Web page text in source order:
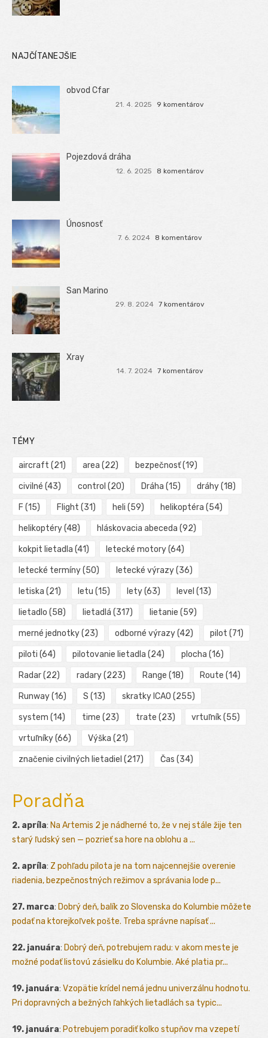
NAJČÍTANEJŠIE
obvod Cfar
21. 4. 2025 9 komentárov
Pojezdová dráha
12. 6. 2025 8 komentárov
Únosnosť
7. 6. 2024 8 komentárov
San Marino
29. 8. 2024 7 komentárov
Xray
14. 7. 2024 7 komentárov
TÉMY
aircraft (21) area (22) bezpečnosť(19)
civilné (43) control (20) Dráha (15) dráhy(18)
F (15) Flight (31) heli (59) helikoptéra (54)
helikoptéry(48) hláskovacia abeceda (92)
kokpit lietadla (41) letecké motory(64)
letecké termíny(50) letecké výrazy(36)
letiska (21) letu (15) lety(63) level (13)
lietadlo (58) lietadlá (317) lietanie (59)
merné jednotky(23) odborné výrazy(42) pilot (71)
piloti (64) pilotovanie lietadla (24) plocha (16)
Radar(22) radary(223) Range (18) Route (14)
Runway(16) S (13) skratky ICAO (255)
system (14) time (23) trate (23) vrtuľník(55)
vrtuľníky(66) Výška (21)
značenie civilných lietadiel (217) Čas (34)
Poradňa
2. apríla: Na Artemis 2 je nádherné to, že v nej stále žije ten
starý ľudský sen — pozrieť sa hore na oblohu a ...
2. apríla: Z pohľadu pilota je na tom najcennejšie overenie
riadenia, bezpečnostných režimov a správania lode p...
27. marca: Dobrý deň, balík zo Slovenska do Kolumbie môžete
podať na ktorejkoľvek pošte. Treba správne napísať ...
22. januára: Dobrý deň, potrebujem radu: v akom meste je
možné podať listovú zásielku do Kolumbie. Aké platia pr...
19. januára: Vzopätie krídel nemá jednu univerzálnu hodnotu.
Pri dopravných a bežných ľahkých lietadlách sa typic...
19. januára: Potrebujem poradiť kolko stupňov ma vzepetí